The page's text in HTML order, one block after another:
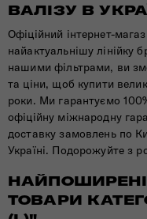
ВАЛІЗУ В
Офіційний інтернет-
найактуальнішу лінійку
нашими фільтрами, ви
та ціни, щоб купити
роки. Ми гарантуємо
офіційну міжнародну
доставку замовлень по
Україні. Подорожуйте з
ТОВАРИ